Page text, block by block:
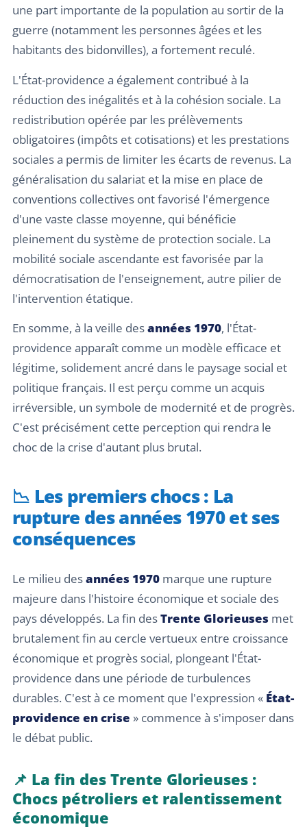
une part importante de la population au sortir de la
guerre (notamment les personnes âgées et les
habitants des bidonvilles), a fortement reculé.
L'État-providence a également contribué à la
réduction des inégalités et à la cohésion sociale. La
redistribution opérée par les prélèvements
obligatoires (impôts et cotisations) et les prestations
sociales a permis de limiter les écarts de revenus. La
généralisation du salariat et la mise en place de
conventions collectives ont favorisé l'émergence
d'une vaste classe moyenne, qui bénéficie
pleinement du système de protection sociale. La
mobilité sociale ascendante est favorisée par la
démocratisation de l'enseignement, autre pilier de
l'intervention étatique.
En somme, à la veille desannées 1970, l'État-
providence apparaît comme un modèle efficace et
légitime, solidement ancré dans le paysage social et
politique français. Il est perçu comme un acquis
irréversible, un symbole de modernité et de progrès.
C'est précisément cette perception qui rendra le
choc de la crise d'autant plus brutal.
📉 Les premiers chocs : La
rupture des années 1970 et ses
conséquences
Le milieu desannées 1970 marque une rupture
majeure dans l'histoire économique et sociale des
pays développés. La fin desTrente Glorieuses met
brutalement fin au cercle vertueux entre croissance
économique et progrès social, plongeant l'État-
providence dans une période de turbulences
durables. C'est à ce moment que l'expression « État-
providence en crise » commence à s'imposer dans
le débat public.
📌 La fin des Trente Glorieuses :
Chocs pétroliers et ralentissement
économique